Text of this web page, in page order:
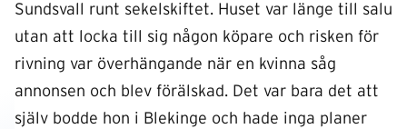
Sundsvall runt sekelskiftet. Huset var länge till salu
utan att locka till sig någon köpare och risken för
rivning var överhängande när en kvinna såg
annonsen och blev förälskad. Det var bara det att
själv bodde hon i Blekinge och hade inga planer